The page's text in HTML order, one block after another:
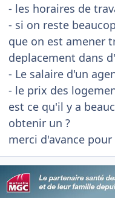
- les horaires de
- si on reste
que on est amener
deplacement dans
- Le salaire d'un
- le prix des
est ce qu'il y a
obtenir un ?
merci d'avance